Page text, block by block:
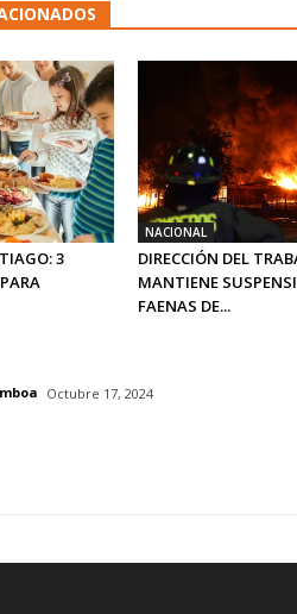
3
NACIONAL
DIRECCIÓN DEL
MANTIENE
FAENAS DE...
Octubre 17, 2024